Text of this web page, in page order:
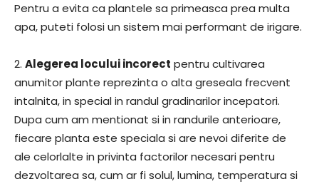
Pentru a evita ca plantele sa primeasca prea multa
apa, puteti folosi un sistem mai performant de irigare.
2. Alegerea locului incorect pentru cultivarea
anumitor plante reprezinta o alta greseala frecvent
intalnita, in special in randul gradinarilor incepatori.
Dupa cum am mentionat si in randurile anterioare,
fiecare planta este speciala si are nevoi diferite de
ale celorlalte in privinta factorilor necesari pentru
dezvoltarea sa, cum ar fi solul, lumina, temperatura si